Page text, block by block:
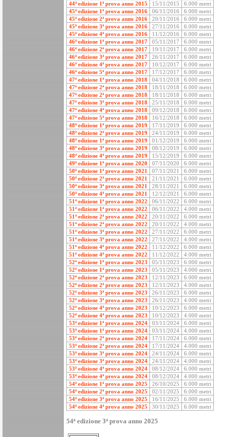
44ª edizione 1ª prova anno 2015
15/11/2015
6.000 metri
45ª edizione 1ª prova anno 2016
06/11/2016
6.000 metri
45ª edizione 2ª prova anno 2016
20/11/2016
6.000 metri
45ª edizione 3ª prova anno 2016
27/11/2016
6.000 metri
45ª edizione 4ª prova anno 2016
11/12/2016
6.000 metri
46ª edizione 1ª prova anno 2017
05/11/2017
6.000 metri
46ª edizione 2ª prova anno 2017
19/11/2017
6.000 metri
46ª edizione 3ª prova anno 2017
26/11/2017
6.000 metri
46ª edizione 4ª prova anno 2017
10/12/2017
6.000 metri
46ª edizione 5ª prova anno 2017
17/12/2017
6.000 metri
47ª edizione 1ª prova anno 2018
04/11/2018
6.000 metri
47ª edizione 2ª prova anno 2018
18/11/2018
6.000 metri
47ª edizione 2ª prova anno 2018
18/11/2018
6.000 metri
47ª edizione 3ª prova anno 2018
25/11/2018
6.000 metri
47ª edizione 4ª prova anno 2018
09/12/2018
6.000 metri
47ª edizione 5ª prova anno 2018
16/12/2018
6.000 metri
48ª edizione 1ª prova anno 2019
17/11/2019
6.000 metri
48ª edizione 2ª prova anno 2019
24/11/2019
6.000 metri
48ª edizione 1ª prova anno 2019
01/12/2019
6.000 metri
48ª edizione 3ª prova anno 2019
08/12/2019
6.000 metri
48ª edizione 4ª prova anno 2019
15/12/2019
6.000 metri
49ª edizione 1ª prova anno 2020
07/11/2020
6.000 metri
50ª edizione 1ª prova anno 2021
07/11/2021
6.000 metri
50ª edizione 2ª prova anno 2021
21/11/2021
6.000 metri
50ª edizione 3ª prova anno 2021
28/11/2021
6.000 metri
50ª edizione 4ª prova anno 2021
12/12/2021
6.000 metri
51ª edizione 1ª prova anno 2022
06/11/2022
6.000 metri
51ª edizione 1ª prova anno 2022
06/11/2022
4.000 metri
51ª edizione 2ª prova anno 2022
20/11/2022
6.000 metri
51ª edizione 2ª prova anno 2022
20/11/2022
4.000 metri
51ª edizione 3ª prova anno 2022
27/11/2022
6.000 metri
51ª edizione 3ª prova anno 2022
27/11/2022
4.000 metri
51ª edizione 4ª prova anno 2022
11/12/2022
6.000 metri
51ª edizione 4ª prova anno 2022
11/12/2022
4.000 metri
52ª edizione 1ª prova anno 2023
05/11/2023
6.000 metri
52ª edizione 1ª prova anno 2023
05/11/2023
4.000 metri
52ª edizione 2ª prova anno 2023
12/11/2023
6.000 metri
52ª edizione 2ª prova anno 2023
12/11/2023
4.000 metri
52ª edizione 3ª prova anno 2023
26/11/2023
6.000 metri
52ª edizione 3ª prova anno 2023
26/11/2023
4.000 metri
52ª edizione 4ª prova anno 2023
10/12/2023
6.000 metri
52ª edizione 4ª prova anno 2023
10/12/2023
4.000 metri
53ª edizione 1ª prova anno 2024
03/11/2024
6.000 metri
53ª edizione 1ª prova anno 2024
03/11/2024
4.000 metri
53ª edizione 2ª prova anno 2024
17/11/2024
6.000 metri
53ª edizione 2ª prova anno 2024
17/11/2024
4.000 metri
53ª edizione 3ª prova anno 2024
24/11/2024
6.000 metri
53ª edizione 3ª prova anno 2024
24/11/2024
4.000 metri
53ª edizione 4ª prova anno 2024
08/12/2024
6.000 metri
53ª edizione 4ª prova anno 2024
08/12/2024
4.000 metri
54ª edizione 1ª prova anno 2025
26/10/2025
6.000 metri
54ª edizione 2ª prova anno 2025
02/11/2025
6.000 metri
54ª edizione 3ª prova anno 2025
16/11/2025
6.000 metri
54ª edizione 4ª prova anno 2025
30/11/2025 6.000 metri
54ª edizione 3ª prova anno 2025